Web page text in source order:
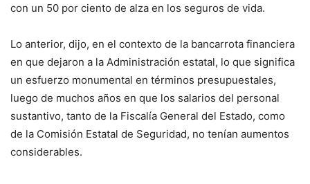
con un 50 por ciento de alza en los seguros de vida.
Lo anterior, dijo, en el contexto de la bancarrota financiera
en que dejaron a la Administración estatal, lo que significa
un esfuerzo monumental en términos presupuestales,
luego de muchos años en que los salarios del personal
sustantivo, tanto de la Fiscalía General del Estado, como
de la Comisión Estatal de Seguridad, no tenían aumentos
considerables.